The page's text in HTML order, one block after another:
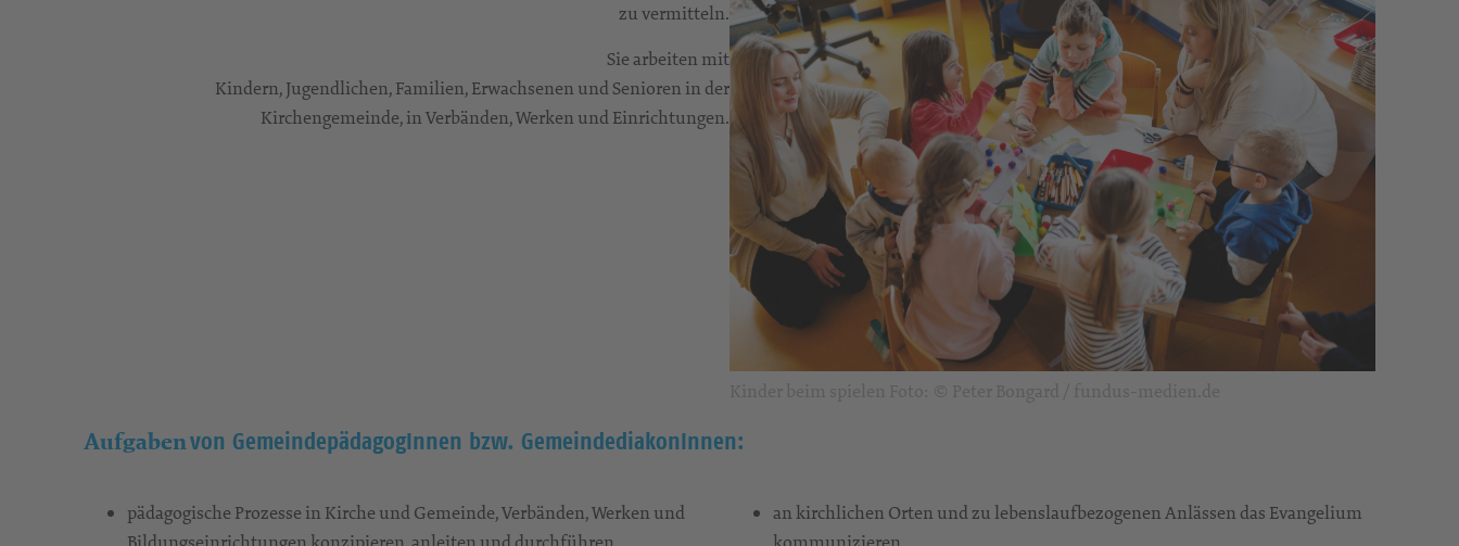
zu vermitteln.
Sie arbeiten mit
Kindern, Jugendlichen, Familien, Erwachsenen und Senioren in der
Kirchengemeinde, in Verbänden, Werken und Einrichtungen.
Aufgabenvon GemeindepädagogInnen bzw. GemeindediakonInnen:
pädagogische Prozesse in Kirche und Gemeinde, Verbänden, Werken und
an kirchlichen Orten und zu lebenslaufbezogenen Anlässen das Evangelium